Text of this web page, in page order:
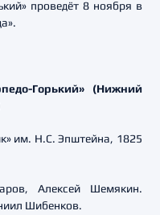
проведёт 8 ноября в
Горький» (Нижний
им. Н.С. Эпштейна, 1825
Алексей Шемякин.
Шибенков.